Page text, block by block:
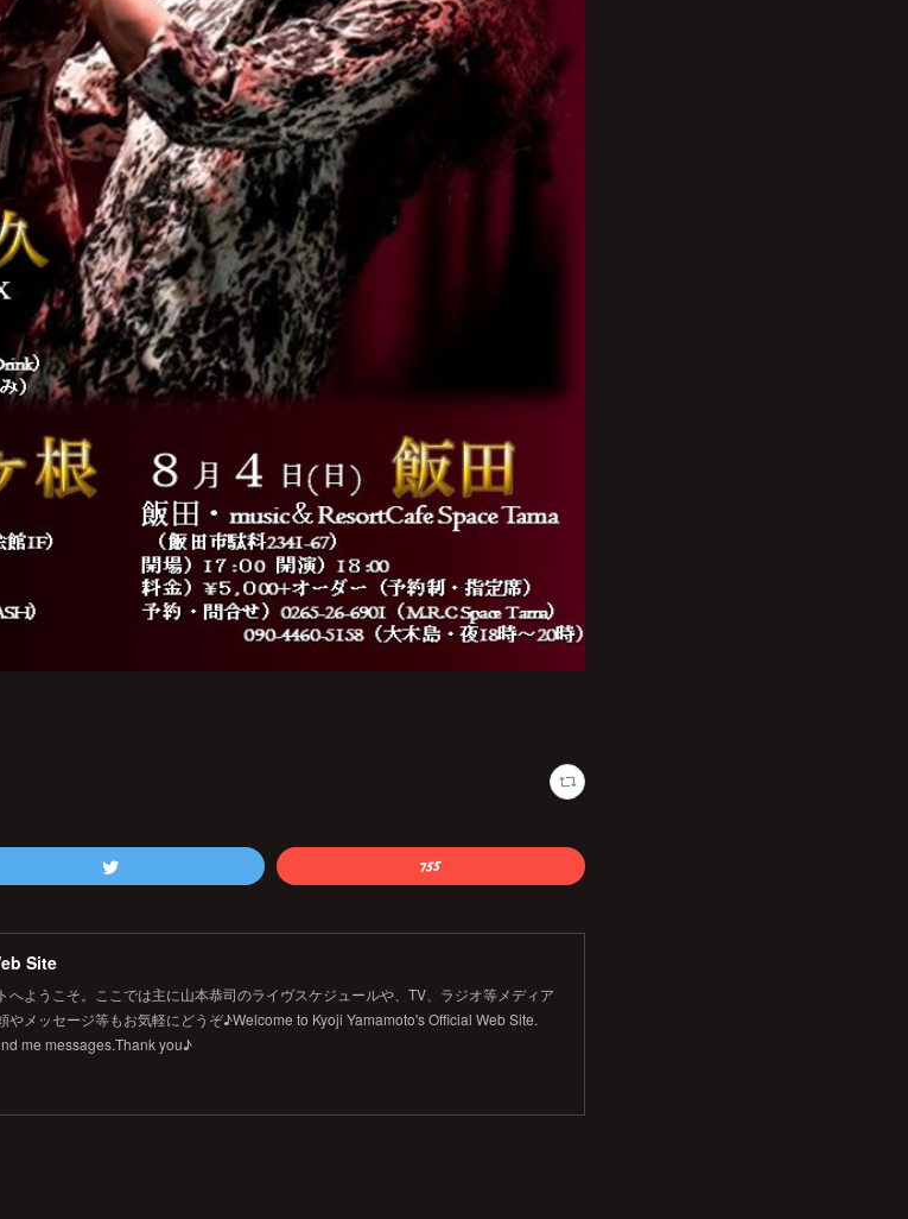
Site
へようこそ。ここでは主に山本恭司のライヴスケジュールや、TV、ラジオ等メディア
やメッセージ等もお気軽にどうぞ♪Welcome to Kyoji Yamamoto's Official Web Site.
me messages.Thank you♪